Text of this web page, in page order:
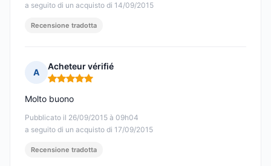
a seguito di un acquisto di 14/09/2015
Recensione tradotta
A
Acheteur vérifié
Nota: 5 su 5
Pubblicato il 26/09/2015 à 09h04
a seguito di un acquisto di 17/09/2015
Molto buono
Recensione tradotta